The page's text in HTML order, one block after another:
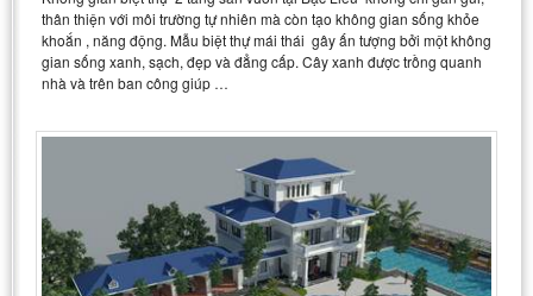
thân thiện với môi trường tự nhiên mà còn tạo không gian sống khỏe
khoắn , năng động. Mẫu biệt thự mái thái gây ấn tượng bởi một không
gian sống xanh, sạch, đẹp và đẳng cấp. Cây xanh được trồng quanh
nhà và trên ban công giúp …